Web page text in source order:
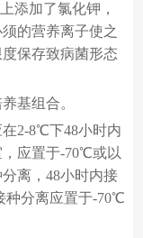
添加了氯化钾，
的营养离子使之
保存致病菌形态
基组合。
2-8℃下48小时内
应置于-70℃或以
离，48小时内接
种分离应置于-70℃